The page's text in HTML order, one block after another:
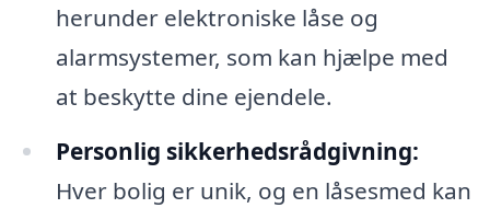
herunder elektroniske låse og
alarmsystemer, som kan hjælpe med
at beskytte dine ejendele.
Personlig sikkerhedsrådgivning:
Hver bolig er unik, og en låsesmed kan